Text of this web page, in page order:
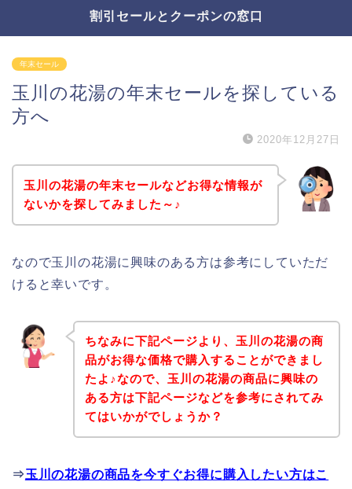
割引セールとクーポンの窓口
年末セール
玉川の花湯の年末セールを探している
方へ
2020年12月27日
玉川の花湯の年末セールなどお得な情報が
ないかを探してみました～♪
なので玉川の花湯に興味のある方は参考にしていただ
けると幸いです。
ちなみに下記ページより、玉川の花湯の商
品がお得な価格で購入することができまし
たよ♪なので、玉川の花湯の商品に興味の
ある方は下記ページなどを参考にされてみ
てはいかがでしょうか？
⇒玉川の花湯の商品を今すぐお得に購入したい方はこ